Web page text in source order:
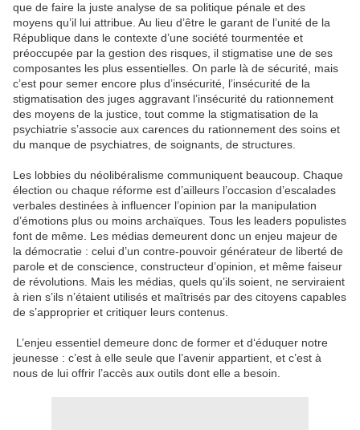
que de faire la juste analyse de sa politique pénale et des
moyens qu’il lui attribue. Au lieu d’être le garant de l’unité de la
République dans le contexte d’une société tourmentée et
préoccupée par la gestion des risques, il stigmatise une de ses
composantes les plus essentielles. On parle là de sécurité, mais
c’est pour semer encore plus d’insécurité, l’insécurité de la
stigmatisation des juges aggravant l’insécurité du rationnement
des moyens de la justice, tout comme la stigmatisation de la
psychiatrie s’associe aux carences du rationnement des soins et
du manque de psychiatres, de soignants, de structures.
Les lobbies du néolibéralisme communiquent beaucoup. Chaque
élection ou chaque réforme est d’ailleurs l’occasion d’escalades
verbales destinées à influencer l’opinion par la manipulation
d’émotions plus ou moins archaïques. Tous les leaders populistes
font de même. Les médias demeurent donc un enjeu majeur de
la démocratie : celui d’un contre-pouvoir générateur de liberté de
parole et de conscience, constructeur d’opinion, et même faiseur
de révolutions. Mais les médias, quels qu’ils soient, ne serviraient
à rien s’ils n’étaient utilisés et maîtrisés par des citoyens capables
de s’approprier et critiquer leurs contenus.
L’enjeu essentiel demeure donc de former et d‘éduquer notre
jeunesse : c’est à elle seule que l’avenir appartient, et c’est à
nous de lui offrir l’accès aux outils dont elle a besoin.